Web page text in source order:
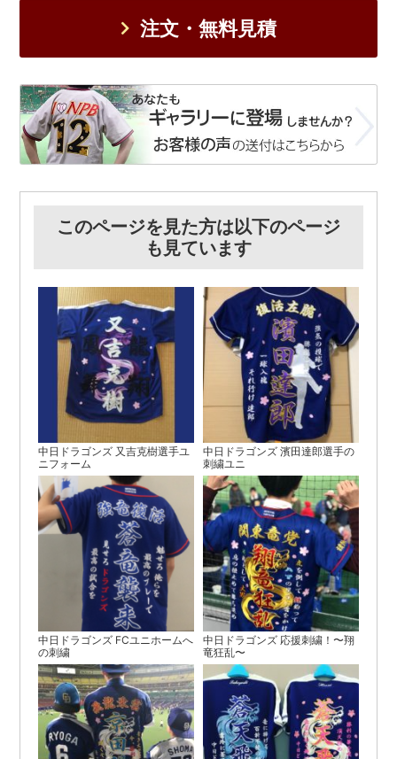
注文・無料見積
このページを見た方は以下のページ
も見ています
中日ドラゴンズ 又吉克樹選手ユ
ニフォーム
中日ドラゴンズ 濱田達郎選手の
刺繍ユニ
中日ドラゴンズ FCユニホームへ
の刺繍
中日ドラゴンズ 応援刺繍！〜翔
竜狂乱〜